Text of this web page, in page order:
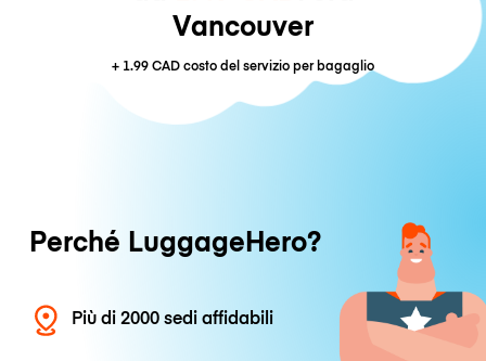
Vancouver
+ 1.99 CADcosto del servizio per bagaglio
Perché LuggageHero?
Più di 2000 sedi affidabili